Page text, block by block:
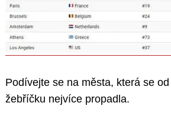
Podívejte se na města, která se
žebříčku nejvíce propadla.